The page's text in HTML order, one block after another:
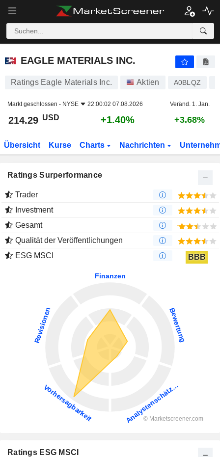
EAGLE MATERIALS INC.
EAGLE MATERIALS INC.
Ratings Eagle Materials Inc. Aktien A0BLQZ
Markt geschlossen - NYSE 22:00:02 07.08.2026 Veränd. 1. Jan.
214.29 USD +1.40% +3.68%
Übersicht Kurse Charts Nachrichten
Ratings Surperformance
Trader
Investment
Gesamt
Qualität der Veröffentlichungen
ESG MSCI
BBB
Ratings ESG MSCI